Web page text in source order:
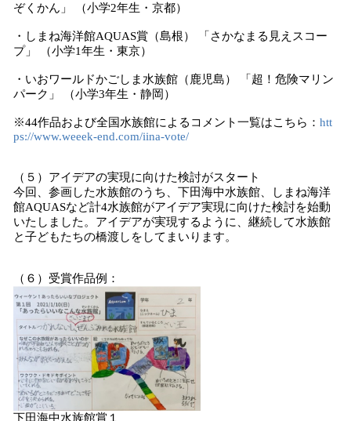
ぞくかん」 （小学2年生・京都）
・しまね海洋館AQUAS賞（島根） 「さかなまる見えスコー
プ」 （小学1年生・東京）
・いおワールドかごしま水族館（鹿児島） 「超！危険マリン
パーク」 （小学3年生・静岡）
※44作品および全国水族館によるコメント一覧はこちら： htt
ps://www.weeek-end.com/iina-vote/
（５）アイデアの実現に向けた検討がスタート
今回、参画した水族館のうち、下田海中水族館、しまね海洋
館AQUASなど計4水族館がアイデア実現に向けた検討を始動
いたしました。アイデアが実現するように、継続して水族館
と子どもたちの橋渡しをしてまいります。
（６）受賞作品例：
下田海中水族館賞１